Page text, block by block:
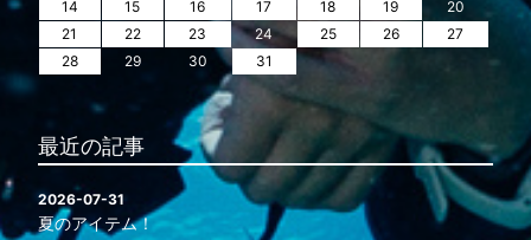
14 15 16 17 18 19
20
21
22 23 24 25 26
27
28
29 30 31
最近の記事
2026-07-31
夏のアイテム！